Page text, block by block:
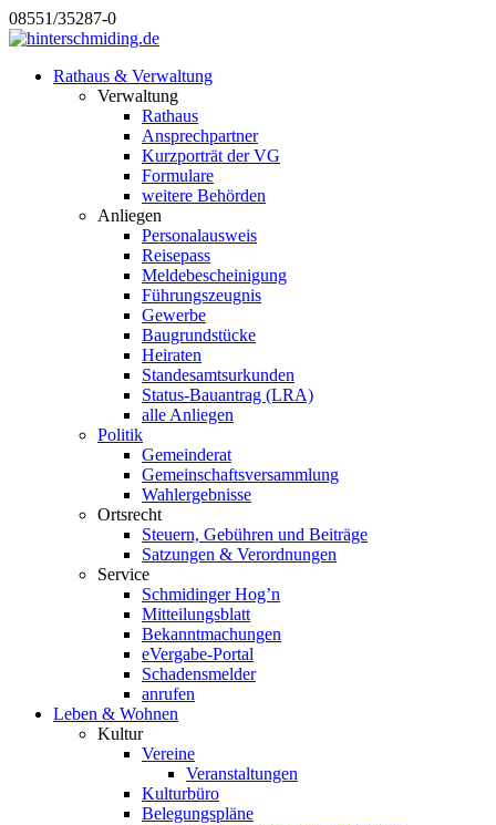
08551/35287-0
Rathaus & Verwaltung
Verwaltung
Rathaus
Ansprechpartner
Kurzporträt der VG
Formulare
weitere Behörden
Anliegen
Personalausweis
Reisepass
Meldebescheinigung
Führungszeugnis
Gewerbe
Baugrundstücke
Heiraten
Standesamtsurkunden
Status-Bauantrag (LRA)
alle Anliegen
Politik
Gemeinderat
Gemeinschaftsversammlung
Wahlergebnisse
Ortsrecht
Steuern, Gebühren und Beiträge
Satzungen & Verordnungen
Service
Schmidinger Hog’n
Mitteilungsblatt
Bekanntmachungen
eVergabe-Portal
Schadensmelder
anrufen
Leben & Wohnen
Kultur
Vereine
Veranstaltungen
Kulturbüro
Belegungspläne